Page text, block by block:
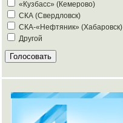
«Кузбасс» (Кемерово)
СКА (Свердловск)
СКА-«Нефтяник» (Хабаровск)
Другой